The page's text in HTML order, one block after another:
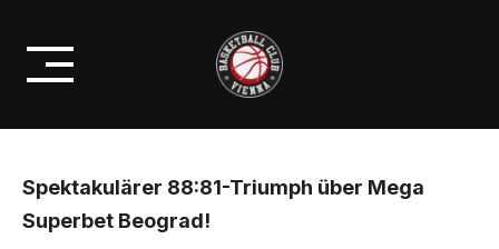
content
BC VIENNA ERKÄMPFT
ZWEITEN SIEG IN DER ABA LIGA
Spektakulärer 88:81-Triumph über Mega
Superbet Beograd!